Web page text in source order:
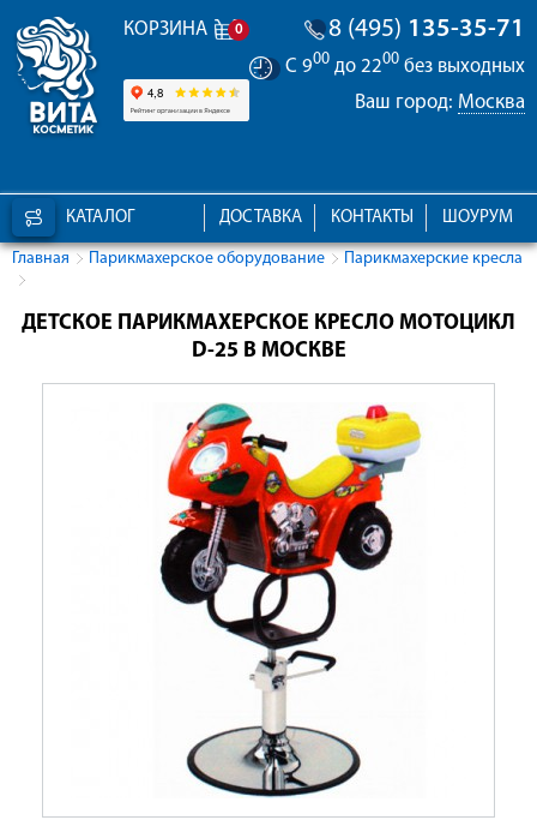
КОРЗИНА 0 8 (495) 135-35-71
С 900 до 2200 без выходных
Ваш город: Москва
КАТАЛОГ ШОУРУМ
КОНТАКТЫ
ДОСТАВКА
Главная Парикмахерское оборудование Парикмахерские кресла
ДЕТСКОЕ ПАРИКМАХЕРСКОЕ КРЕСЛО МОТОЦИКЛ
D-25 В МОСКВЕ